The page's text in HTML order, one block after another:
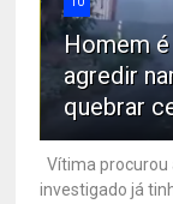
Homem
agredir
quebrar
Vítima procurou
investigado já